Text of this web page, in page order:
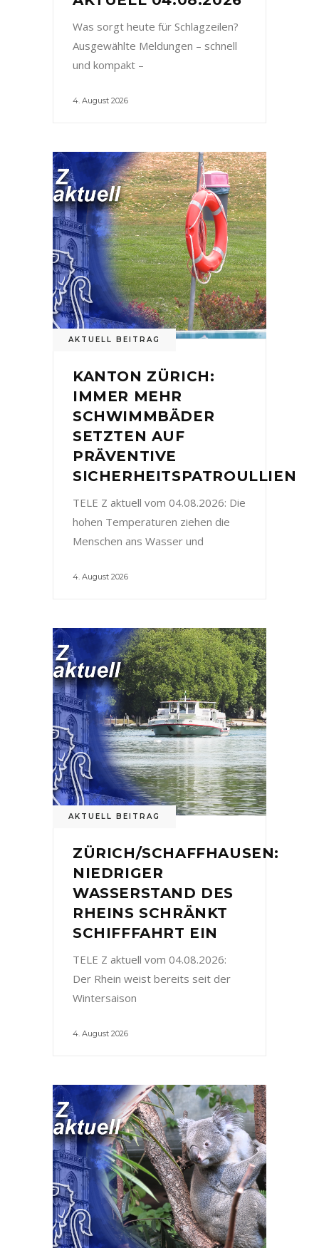
Was sorgt heute für Schlagzeilen?
Ausgewählte Meldungen – schnell
und kompakt –
4. August 2026
AKTUELL BEITRAG
KANTON ZÜRICH:
IMMER MEHR
SCHWIMMBÄDER
SETZTEN AUF
PRÄVENTIVE
SICHERHEITSPATROULLIEN
TELE Z aktuell vom 04.08.2026: Die
hohen Temperaturen ziehen die
Menschen ans Wasser und
4. August 2026
AKTUELL BEITRAG
ZÜRICH/SCHAFFHAUSEN:
NIEDRIGER
WASSERSTAND DES
RHEINS SCHRÄNKT
SCHIFFFAHRT EIN
TELE Z aktuell vom 04.08.2026:
Der Rhein weist bereits seit der
Wintersaison
4. August 2026